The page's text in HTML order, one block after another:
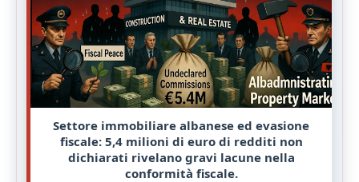
Settore immobiliare albanese ed evasione
fiscale: 5,4 milioni di euro di redditi non
dichiarati rivelano gravi lacune nella
conformità fiscale.